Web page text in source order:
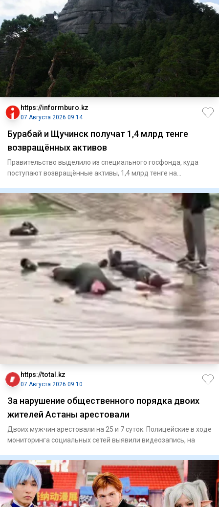
https://informburo.kz
07 Августа 2026 09:14
Бурабай и Щучинск получат 1,4 млрд тенге
возвращённых активов
Правительство выделило из специального госфонда, куда
поступают возвращённые активы, 1,4 млрд тенге на
https://total.kz
07 Августа 2026 09:10
За нарушение общественного порядка двоих
жителей Астаны арестовали
Двоих мужчин арестовали на 25 и 7 суток. Полицейские в ходе
мониторинга социальных сетей выявили видеозапись, на